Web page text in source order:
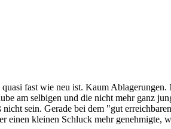
fast wie neu ist. Kaum
am selbigen und die nicht mehr ganz
sein. Gerade bei dem "gut
kleinen Schluck mehr genehmigte,